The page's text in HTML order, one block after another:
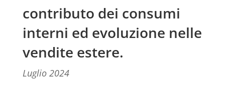
contributo dei consumi
interni ed evoluzione nelle
vendite estere.
Luglio 2024